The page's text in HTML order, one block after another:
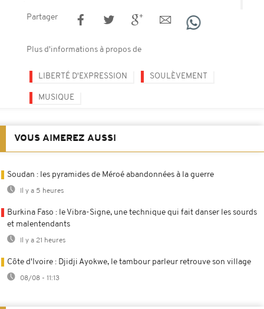
Partager
Plus d'informations à propos de
LIBERTÉ D'EXPRESSION SOULÈVEMENT
MUSIQUE
VOUS AIMEREZ AUSSI
Soudan : les pyramides de Méroé abandonnées à la guerre
Il y a 5 heures
Burkina Faso : le Vibra-Signe, une technique qui fait danser les sourds
et malentendants
Il y a 21 heures
Côte d'Ivoire : Djidji Ayokwe, le tambour parleur retrouve son village
08/08 - 11:13